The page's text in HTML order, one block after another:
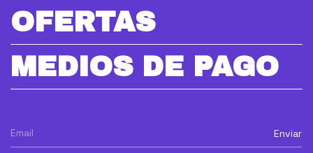
OFERTAS
MEDIOS DE PAGO